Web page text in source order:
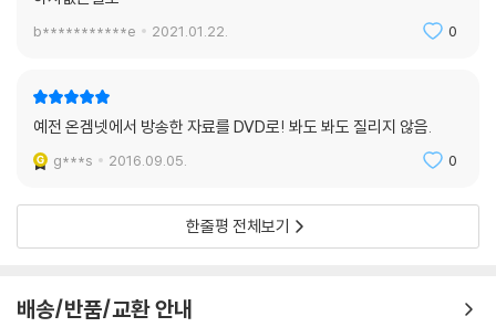
경기 (임요환 VS 박경락)
타리그 16강 B조 제 3경기 (임요환 VS 장진남)
3. 대 종족별 전략전술 (프로토스전)- 2002년 SKY배 온게임넷 스타리그
결승 제1경기 (임요환 VS 박정석)
결승전 B조 제 1경기 (임요환 VS 베르트랑)
5. 맵과 지형을 이용한 전략전술- 2002년 파나소닉배 온게임넷 스타리그
- Multi Audio (Commentary / 중계방송)
b***********e 2021.01.22. 0
예전 온겜넷에서 방송한 자료를 DVD로! 봐도 봐도 질리지 않음.
g***s 2016.09.05. 0
한줄평 전체보기
배송/반품/교환 안내